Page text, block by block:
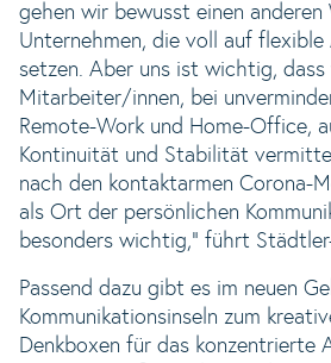
gehen wir bewusst einen anderen
Unternehmen, die voll auf
setzen. Aber uns ist wichtig, dass
Mitarbeiter/innen, bei
Remote-Work und Home-Office,
Kontinuität und Stabilität
nach den kontaktarmen Corona-
als Ort der persönlichen
besonders wichtig,“ führt
Passend dazu gibt es im neuen
Kommunikationsinseln zum
Denkboxen für das konzentrierte